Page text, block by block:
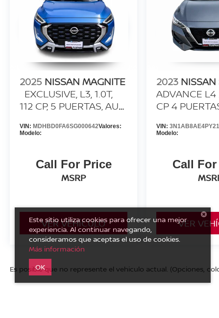
2025 NISSAN MAGNITE
EXCLUSIVE, L3, 1.0T,
112 CP, 5 PUERTAS, AUT
VIN: MDHBD0FA6SG000642Valores:
Modelo:
Call For Price
MSRP
VER VEHÍCULO
2023
ADVANCE L4
CP 4
VIN:
Modelo:
Call
VER
Es posible que no represente el vehiculo actual. (Opciones,
Este sitio utiliza cookies para ofrecer una mejor
experiencia. Al continuar navegando,
consideramos que aceptas el uso de cookies.
Más información
OK